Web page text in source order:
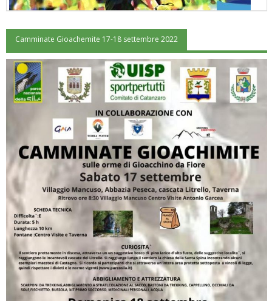
"Superare gli ostacoli": la relazione di Tiziano Pesce al CN Uisp
Luglio 2026: "Pensando con i piedi, si possono fare le
rivoluzioni"
Camminate Gioachemite 17-18 settembre 2022